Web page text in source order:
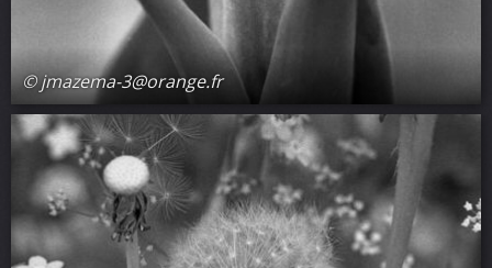
© jmazema-3@orange.fr